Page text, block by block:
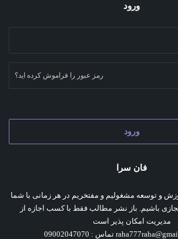
ورود
رمز عبور را فراموش کرده اید؟
ورود
فان سرا
و توسعه مشغولیم و مفتخریم در هر زمانی با شما
باشیم. باز نشر مطالب فقط با کسب اجازه از
مدیریت امکان پذیر است